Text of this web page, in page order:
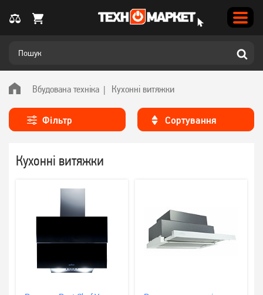
Вбудована техніка Кухонні витяжки
Фільтр
Кухонні витяжки
Сортування